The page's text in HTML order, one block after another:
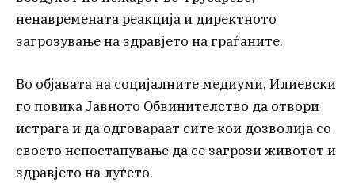
ненавремената реакција и директното
загрозување на здравјето на граѓаните.
Во објавата на социјалните медиуми, Илиевски
го повика Јавното Обвинителство да отвори
истрага и да одговараат сите кои дозволија со
своето непостапување да се загрози животот и
здравјето на луѓето.